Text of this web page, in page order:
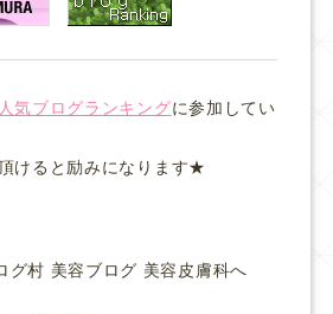
人気ブログランキングに参加してい
けると励みになります★